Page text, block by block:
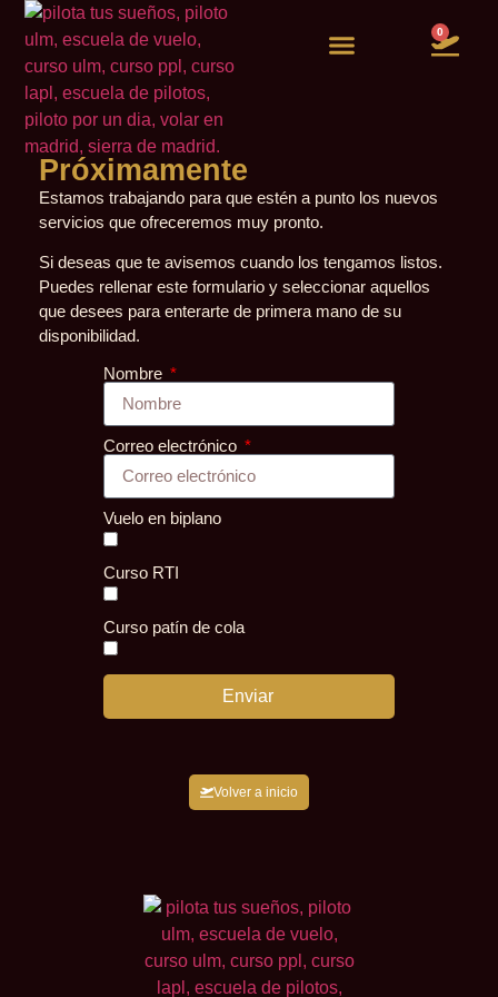
0
Próximamente
Estamos trabajando para que estén a punto los nuevos
servicios que ofreceremos muy pronto.
Si deseas que te avisemos cuando los tengamos listos.
Puedes rellenar este formulario y seleccionar aquellos
que desees para enterarte de primera mano de su
disponibilidad.
Nombre
Correo electrónico
Vuelo en biplano
Curso RTI
Curso patín de cola
Enviar
Volver a inicio